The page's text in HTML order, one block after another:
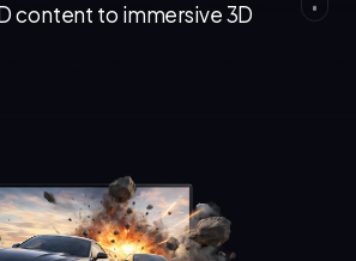
content to immersive 3D